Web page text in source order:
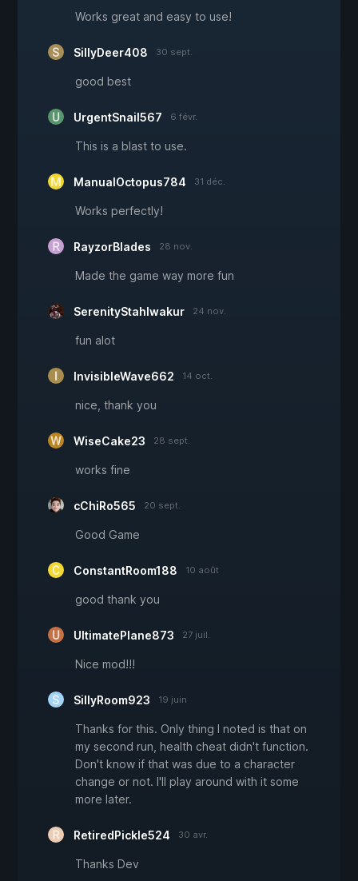
Works great and easy to use!
SillyDeer408 30 sept.
good best
UrgentSnail567 6 févr.
This is a blast to use.
ManualOctopus784 31 déc.
Works perfectly!
RayzorBlades 28 nov.
Made the game way more fun
SerenityStahlwakur 24 nov.
fun alot
InvisibleWave662 14 oct.
nice, thank you
WiseCake23 28 sept.
works fine
cChiRo565 20 sept.
Good Game
ConstantRoom188 10 août
good thank you
UltimatePlane873 27 juil.
Nice mod!!!
SillyRoom923 19 juin
Thanks for this. Only thing I noted is that on
my second run, health cheat didn't function.
Don't know if that was due to a character
change or not. I'll play around with it some
more later.
RetiredPickle524 30 avr.
Thanks Dev